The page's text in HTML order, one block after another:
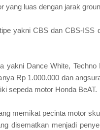
yang luas dengan jarak
yakni CBS dan CBS-ISS
yakni Dance White,
Rp 1.000.000 dan
sepeda motor Honda BeAT.
memikat pecinta motor
disematkan menjadi